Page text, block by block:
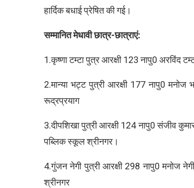
हार्दिक बधाई प्रेषित की गई।
सम्मानित मेधावी छात्र-छात्राएं:
1.कृष्णा टम्टा पुत्र आरक्षी 123 नापु0 अरविंद
2.मान्या भट्ट पुत्री आरक्षी 177 नापु0 मनोज
रूद्रप्रयाग
3.दीपशिखा पुत्री आरक्षी 124 नापु0 संजीव
पब्लिक स्कूल श्रीनगर।
4.गुंजन नेगी पुत्री आरक्षी 298 नापु0 मनोज
श्रीनगर